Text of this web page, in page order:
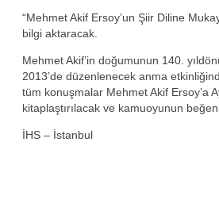
“Mehmet Akif Ersoy’un Şiir Diline
bilgi aktaracak.
Mehmet Akif’in doğumunun 140.
2013’de düzenlenecek anma
tüm konuşmalar Mehmet Akif Ersoy’a
kitaplaştırılacak ve kamuoyunun
İHS – İstanbul